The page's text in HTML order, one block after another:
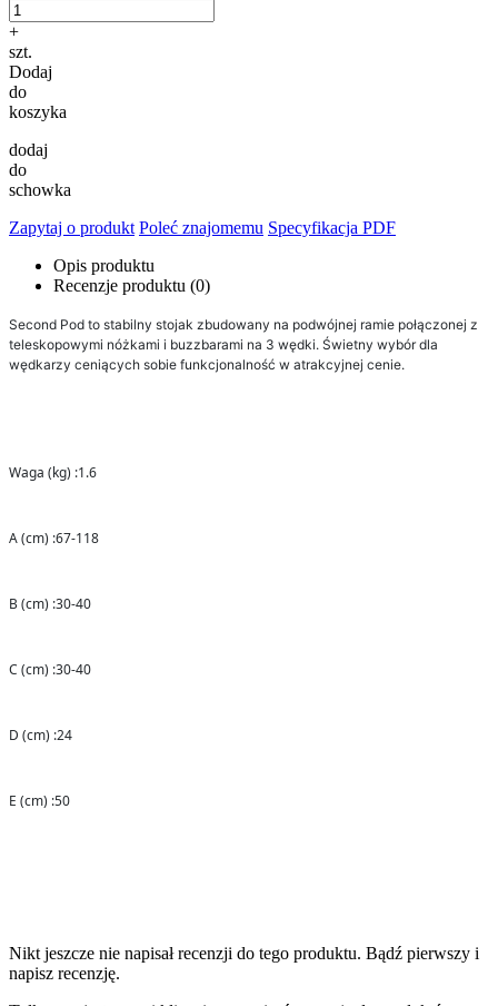
+
szt.
Dodaj
do
koszyka
dodaj
do
schowka
Zapytaj o produkt Poleć znajomemu Specyfikacja PDF
Opis produktu
Recenzje produktu (0)
Second Pod to stabilny stojak zbudowany na podwójnej ramie połączonej z
teleskopowymi nóżkami i buzzbarami na 3 wędki. Świetny wybór dla
wędkarzy ceniących sobie funkcjonalność w atrakcyjnej cenie.
Waga (kg) :1.6
A (cm) :67-118
B (cm) :30-40
C (cm) :30-40
D (cm) :24
E (cm) :50
Nikt jeszcze nie napisał recenzji do tego produktu. Bądź pierwszy i
napisz recenzję.